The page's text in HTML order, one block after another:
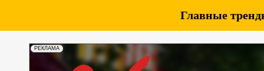
РЕКЛАМА
Главные